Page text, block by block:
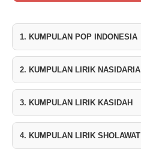
1. KUMPULAN POP INDONESIA
2. KUMPULAN LIRIK NASIDARIA
3. KUMPULAN LIRIK KASIDAH
4. KUMPULAN LIRIK SHOLAWAT